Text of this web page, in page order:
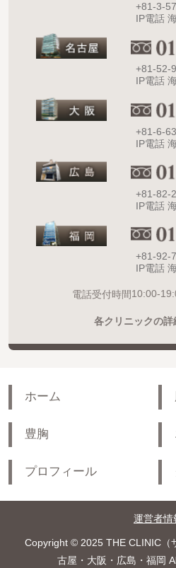
+81-3-
IP電話
+81-52-
IP電話
+81-6-
IP電話
+81-82-
IP電話
+81-92-
IP電話
電話受付時間10:00-
各クリニックの詳
ホーム
豊胸
プロフィール
運営者情
Copyright © 2025 THE CLINIC（
古屋・大阪・広島・福岡